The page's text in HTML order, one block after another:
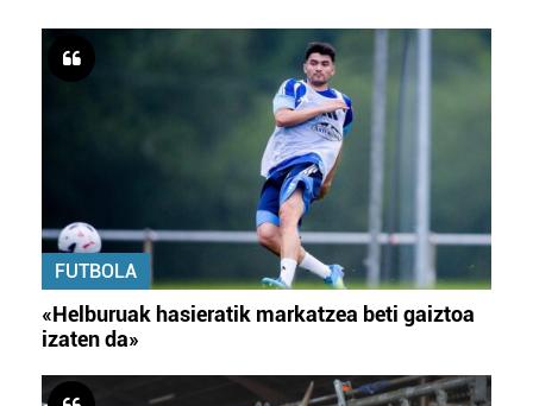
FUTBOLA
«Helburuak hasieratik markatzea beti gaiztoa
izaten da»